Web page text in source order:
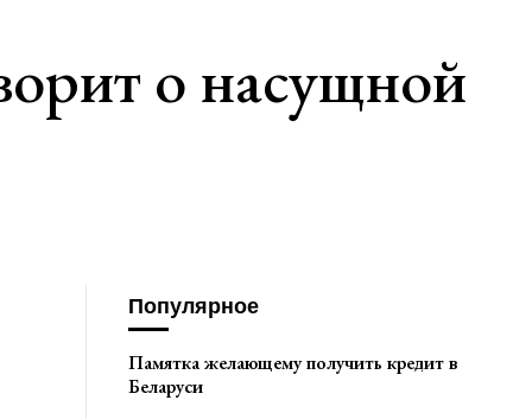
о насущной
Популярное
Памятка желающему получить кредит в
Беларуси